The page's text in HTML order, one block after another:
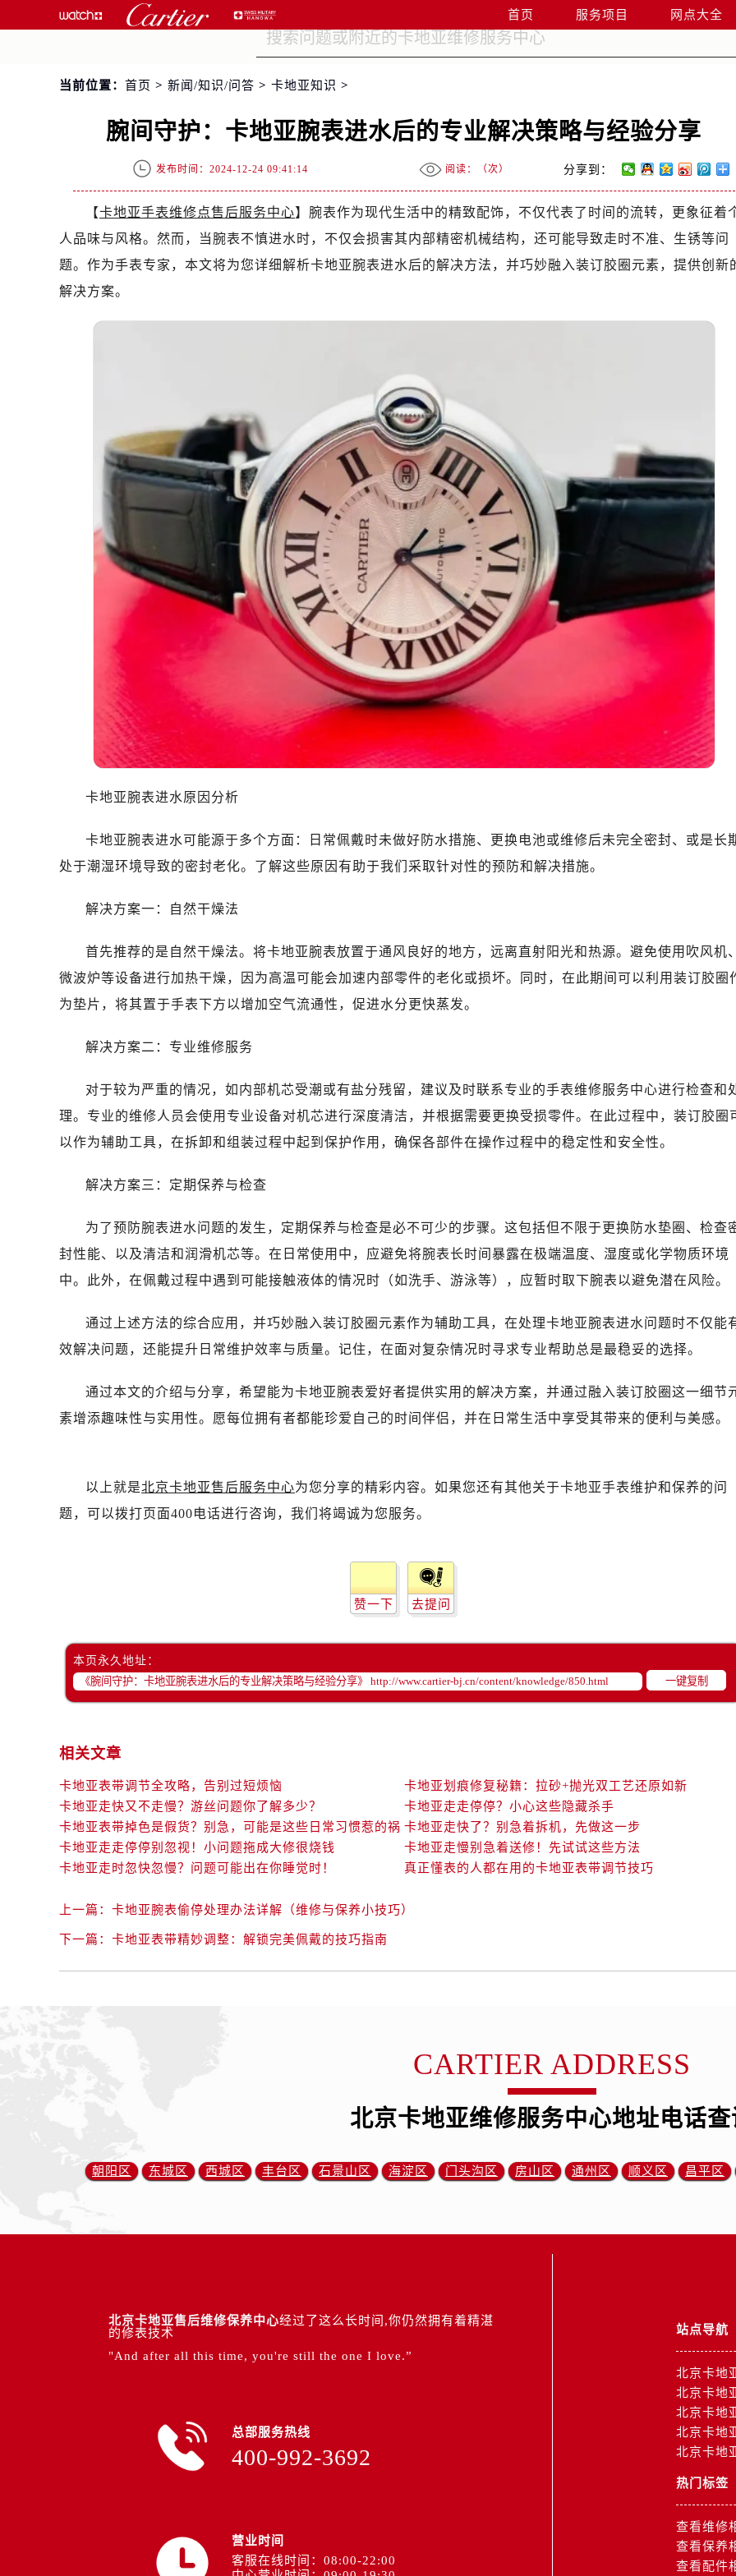
首页 服务项目 网点大全
当前位置： 首页 > 新闻/知识/问答 > 卡地亚知识 >
腕间守护：卡地亚腕表进水后的专业解决策略与经验分享
发布时间：2024-12-24 09:41:14 阅读：（次） 分享到：
【卡地亚手表维修点售后服务中心】腕表作为现代生活中的精致配饰，不仅代表了时间的流转，更象征着
人品味与风格。然而，当腕表不慎进水时，不仅会损害其内部精密机械结构，还可能导致走时不准、生锈等问
题。作为手表专家，本文将为您详细解析卡地亚腕表进水后的解决方法，并巧妙融入装订胶圈元素，提供创新
解决方案。
卡地亚腕表进水原因分析
卡地亚腕表进水可能源于多个方面：日常佩戴时未做好防水措施、更换电池或维修后未完全密封、或是长
处于潮湿环境导致的密封老化。了解这些原因有助于我们采取针对性的预防和解决措施。
解决方案一：自然干燥法
首先推荐的是自然干燥法。将卡地亚腕表放置于通风良好的地方，远离直射阳光和热源。避免使用吹风机、
微波炉等设备进行加热干燥，因为高温可能会加速内部零件的老化或损坏。同时，在此期间可以利用装订胶圈
为垫片，将其置于手表下方以增加空气流通性，促进水分更快蒸发。
解决方案二：专业维修服务
对于较为严重的情况，如内部机芯受潮或有盐分残留，建议及时联系专业的手表维修服务中心进行检查和
理。专业的维修人员会使用专业设备对机芯进行深度清洁，并根据需要更换受损零件。在此过程中，装订胶圈
以作为辅助工具，在拆卸和组装过程中起到保护作用，确保各部件在操作过程中的稳定性和安全性。
解决方案三：定期保养与检查
为了预防腕表进水问题的发生，定期保养与检查是必不可少的步骤。这包括但不限于更换防水垫圈、检查
封性能、以及清洁和润滑机芯等。在日常使用中，应避免将腕表长时间暴露在极端温度、湿度或化学物质环境
中。此外，在佩戴过程中遇到可能接触液体的情况时（如洗手、游泳等），应暂时取下腕表以避免潜在风险。
通过上述方法的综合应用，并巧妙融入装订胶圈元素作为辅助工具，在处理卡地亚腕表进水问题时不仅能
效解决问题，还能提升日常维护效率与质量。记住，在面对复杂情况时寻求专业帮助总是最稳妥的选择。
通过本文的介绍与分享，希望能为卡地亚腕表爱好者提供实用的解决方案，并通过融入装订胶圈这一细节
素增添趣味性与实用性。愿每位拥有者都能珍爱自己的时间伴侣，并在日常生活中享受其带来的便利与美感。
以上就是北京卡地亚售后服务中心为您分享的精彩内容。如果您还有其他关于卡地亚手表维护和保养的问
题，可以拨打页面400电话进行咨询，我们将竭诚为您服务。
赞一下 去提问
本页永久地址：
一键复制
相关文章
卡地亚表带调节全攻略，告别过短烦恼
卡地亚划痕修复秘籍：拉砂+抛光双工艺还原如新
卡地亚走快又不走慢？游丝问题你了解多少？
卡地亚走走停停？小心这些隐藏杀手
卡地亚表带掉色是假货？别急，可能是这些日常习惯惹的祸 卡地亚走快了？别急着拆机，先做这一步
卡地亚走走停停别忽视！小问题拖成大修很烧钱
卡地亚走慢别急着送修！先试试这些方法
卡地亚走时忽快忽慢？问题可能出在你睡觉时！
真正懂表的人都在用的卡地亚表带调节技巧
上一篇： 卡地亚腕表偷停处理办法详解（维修与保养小技巧）
下一篇： 卡地亚表带精妙调整：解锁完美佩戴的技巧指南
CARTIER ADDRESS
北京卡地亚维修服务中心地址电话查
朝阳区 东城区 西城区 丰台区 石景山区 海淀区 门头沟区 房山区 通州区 顺义区 昌平区
北京卡地亚售后维修保养中心经过了这么长时间,你仍然拥有着精湛
的修表技术
"And after all this time, you're still the one I love.”
总部服务热线
400-992-3692
营业时间
客服在线时间：08:00-22:00
站点导航
北京卡地
北京卡地
北京卡地
北京卡地
北京卡地
热门标签
查看维修
查看保养
查看配件